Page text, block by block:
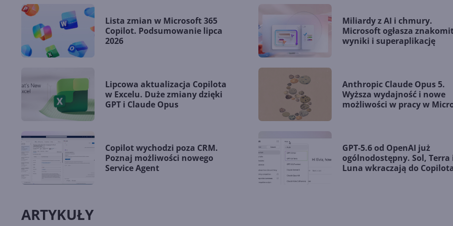
Lista zmian w Microsoft 365
Copilot. Podsumowanie lipca
2026
Miliardy z AI i chmury.
Microsoft ogłasza
wyniki i superaplikację
Lipcowa aktualizacja Copilota
w Excelu. Duże zmiany dzięki
GPT i Claude Opus
Anthropic Claude Opus 5.
Wyższa wydajność i nowe
możliwości w pracy w
Copilot wychodzi poza CRM.
Poznaj możliwości nowego
Service Agent
GPT-5.6 od OpenAI już
ogólnodostępny. Sol, Terra
Luna wkraczają do
ARTYKUŁY